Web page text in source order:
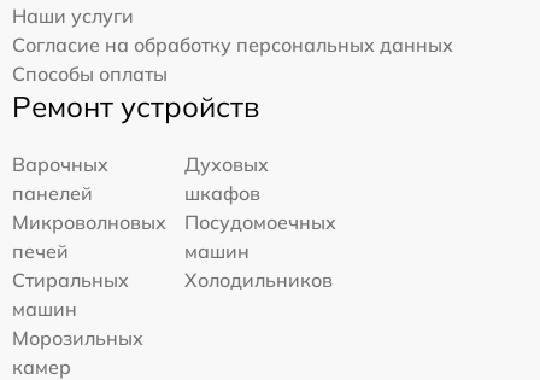
Наши услуги
Согласие на обработку персональных данных
Способы оплаты
Ремонт устройств
Варочных
панелей
Духовых
шкафов
Микроволновых
печей
Посудомоечных
машин
Стиральных
машин
Холодильников
Морозильных
камер